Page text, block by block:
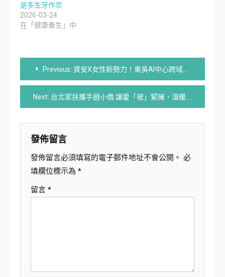
是多生牙作祟
2026-03-24
在「健康養生」中
文
章
導
覽
Previous: 資安X女性新勢力！東吳AI中心跨域培育計畫全國矚目
Next: 台北家扶攜手趙小僑 讓愛「被」緊擁，溫暖台灣角落！
發佈留言
發佈留言必須填寫的電子郵件地址不會公開。 必
填欄位標示為 *
留言 *